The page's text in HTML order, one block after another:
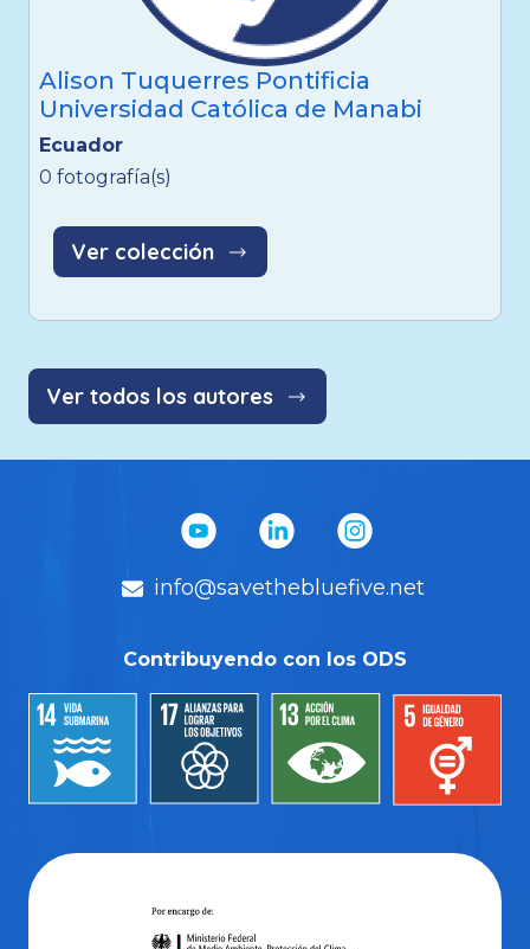
Alison Tuquerres Pontificia
Universidad Católica de Manabi
Ecuador
0 fotografía(s)
Ver colección
Ver todos los autores
info@savethebluefive.net
Contribuyendo con los ODS